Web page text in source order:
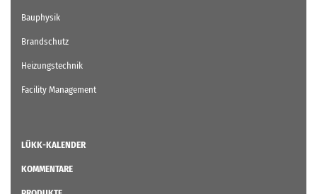
Bauphysik
Brandschutz
Heizungstechnik
Facility Management
LÜKK-KALENDER
KOMMENTARE